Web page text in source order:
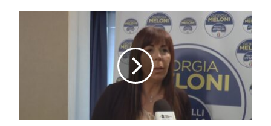
un’interrogazione